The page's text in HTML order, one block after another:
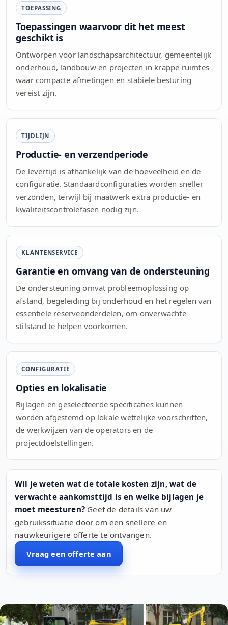
TOEPASSING
Toepassingen waarvoor dit het meest
geschikt is
Ontworpen voor landschapsarchitectuur, gemeentelijk
onderhoud, landbouw en projecten in krappe ruimtes
waar compacte afmetingen en stabiele besturing
vereist zijn.
TIJDLIJN
Productie- en verzendperiode
De levertijd is afhankelijk van de hoeveelheid en de
configuratie. Standaardconfiguraties worden sneller
verzonden, terwijl bij maatwerk extra productie- en
kwaliteitscontrolefasen nodig zijn.
KLANTENSERVICE
Garantie en omvang van de ondersteuning
De ondersteuning omvat probleemoplossing op
afstand, begeleiding bij onderhoud en het regelen van
essentiële reserveonderdelen, om onverwachte
stilstand te helpen voorkomen.
CONFIGURATIE
Opties en lokalisatie
Bijlagen en geselecteerde specificaties kunnen
worden afgestemd op lokale wettelijke voorschriften,
de werkwijzen van de operators en de
projectdoelstellingen.
Wil je weten wat de totale kosten zijn, wat de
verwachte aankomsttijd is en welke bijlagen je
moet meesturen? Geef de details van uw
gebruikssituatie door om een snellere en
nauwkeurigere offerte te ontvangen.
Vraag een offerte aan